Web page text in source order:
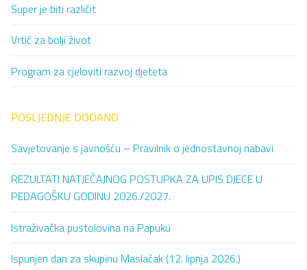
Super je biti različit
Vrtić za bolji život
Program za cjeloviti razvoj djeteta
POSLJEDNJE DODANO
Savjetovanje s javnošću – Pravilnik o jednostavnoj nabavi
REZULTATI NATJEČAJNOG POSTUPKA ZA UPIS DJECE U
PEDAGOŠKU GODINU 2026./2027.
Istraživačka pustolovina na Papuku
Ispunjen dan za skupinu Maslačak (12. lipnja 2026.)